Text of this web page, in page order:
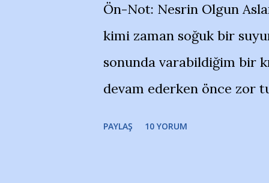
''Açık ve net olarak
yanısıra, bu takımlara ait
Bursa Büyükşehir
merkezlerini de
Ön-Not: Nesrin Olgun
kimi zaman soğuk bir
sonunda varabildiğim bir
devam ederken önce zor
PAYLAŞ 10 YORUM